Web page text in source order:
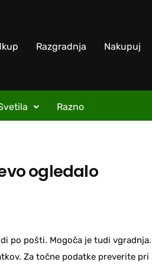
Razgradnja Nakupuj
Razno
ogledalo
po pošti. Mogoča je tudi vgradnja.
Za točne podatke preverite pri